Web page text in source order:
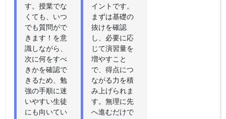
す。授業でな
くても、いつ
でも質問がで
きます！を意
識しながら、
次に何をすべ
きかを確認で
きるため、勉
強の手順に迷
いやすい生徒
にも向いてい
イントです。
まずは基礎の
抜けを確認
し、必要に応
じて演習量を
増やすこと
で、得点につ
ながる力を積
み上げられま
す。無理に先
へ進むだけで